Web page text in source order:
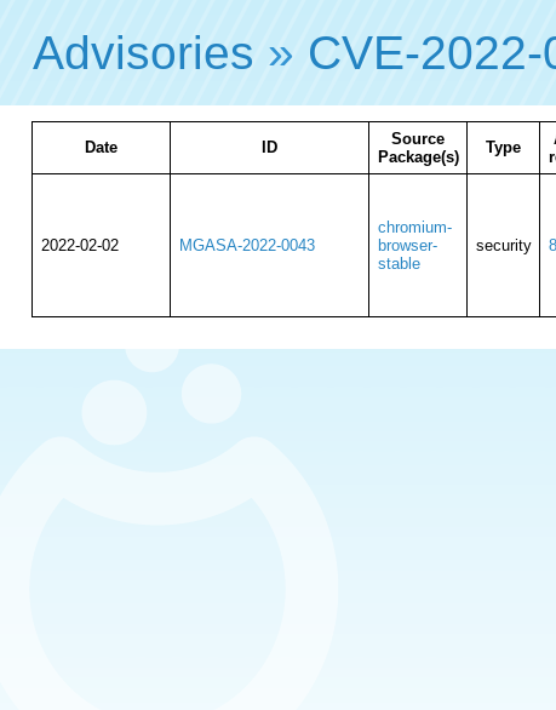
Advisories » CVE-2022-
Date ID
Source
Package(s)
Type
2022-02-02 MGASA-2022-0043
chromium-
browser-
stable
security 8